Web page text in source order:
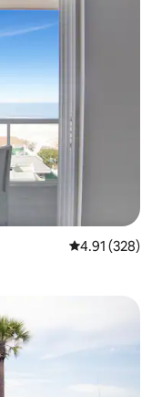
Calificación
4.91 (328)